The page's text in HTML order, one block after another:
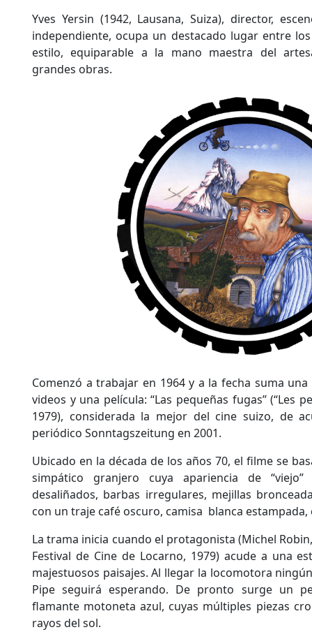
Yves Yersin (1942, Lausana, Suiza), director,
independiente, ocupa un destacado lugar entre
estilo, equiparable a la mano maestra del
grandes obras.
Comenzó a trabajar en 1964 y a la fecha suma
videos y una película: “Las pequeñas fugas” (“Les
1979), considerada la mejor del cine suizo, de
periódico Sonntagszeitung en 2001.
Ubicado en la década de los años 70, el filme se
simpático granjero cuya apariencia de
desaliñados, barbas irregulares, mejillas
con un traje café oscuro, camisa blanca
La trama inicia cuando el protagonista (Michel
Festival de Cine de Locarno, 1979) acude a una
majestuosos paisajes. Al llegar la locomotora
Pipe seguirá esperando. De pronto surge un
flamante motoneta azul, cuyas múltiples piezas
rayos del sol.